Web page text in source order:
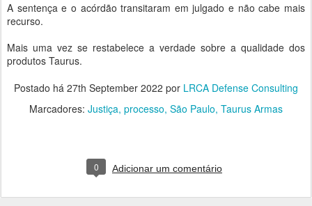
A sentença e o acórdão transitaram em julgado e não cabe mais
recurso.
Mais uma vez se restabelece a verdade sobre a qualidade dos
produtos Taurus.
Postado há 27th September 2022 por LRCA Defense Consulting
Marcadores: Justiça processo São Paulo Taurus Armas
0 Adicionar um comentário